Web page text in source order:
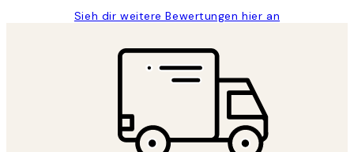
Sieh dir weitere Bewertungen hier an